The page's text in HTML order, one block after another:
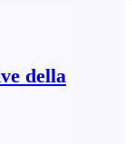
della